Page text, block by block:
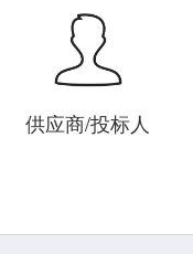
供应商/投标人